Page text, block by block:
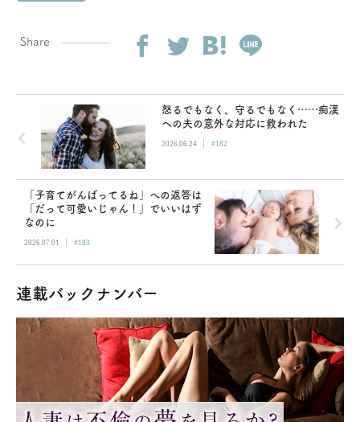
Share
怒るでもなく、守るでもなく……痴漢
への夫の意外な対応に救われた
2026.06.24 | #182
「子育てがんばってるね」への返答は
「だって可愛いじゃん！」でいいはず
なのに
2026.07.01 | #183
連載バックナンバー